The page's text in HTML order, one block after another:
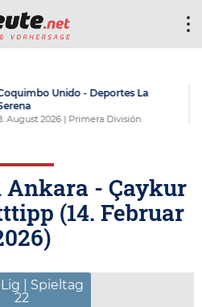
- Deportes La
División
- Çaykur
(14. Februar
)
| Spieltag
22